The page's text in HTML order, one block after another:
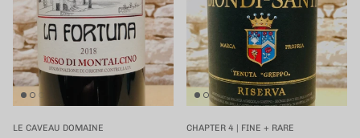
LE CAVEAU DOMAINE CHAPTER 4 | FINE + RARE